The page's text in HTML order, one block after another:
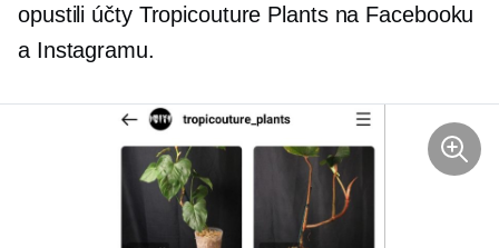
opustili účty Tropicouture Plants na Facebooku
a Instagramu.